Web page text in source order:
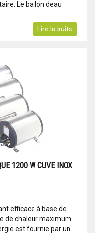
Le ballon deau
Lire la suite
1200 W CUVE INOX
efficace à base de
de chaleur maximum
est fournie par un